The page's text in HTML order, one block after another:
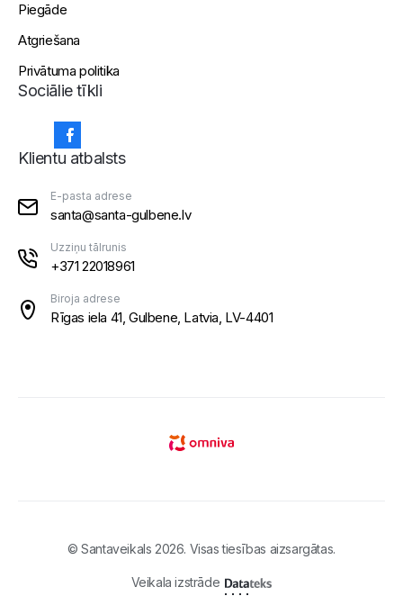
Piegāde
Atgriešana
Privātuma politika
Sociālie tīkli
Klientu atbalsts
E-pasta adrese
santa@santa-gulbene.lv
Uzziņu tālrunis
+371 22018961
Biroja adrese
Rīgas iela 41, Gulbene, Latvia, LV-4401
© Santaveikals 2026. Visas tiesības aizsargātas.
Veikala izstrāde